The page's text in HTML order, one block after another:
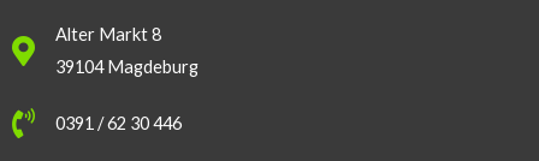
Alter Markt 8
39104 Magdeburg
0391 / 62 30 446